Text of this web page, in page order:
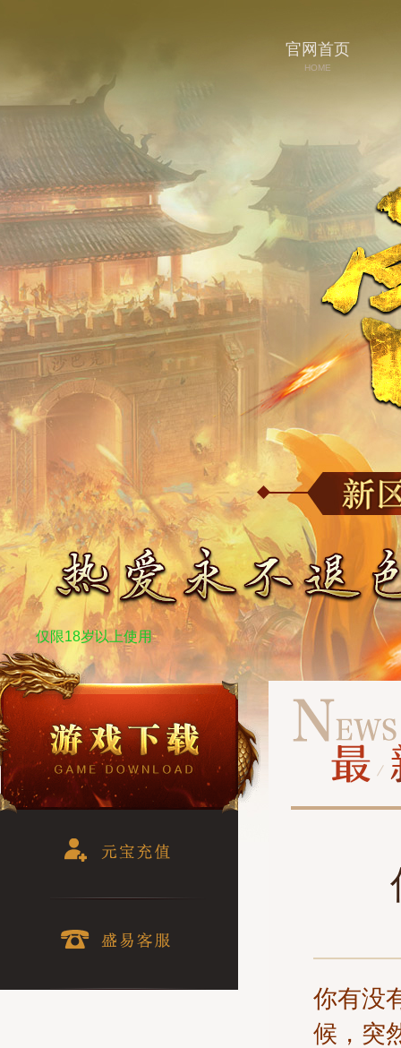
官网首页
HOME
仅限18岁以上使用
你有没
候，突